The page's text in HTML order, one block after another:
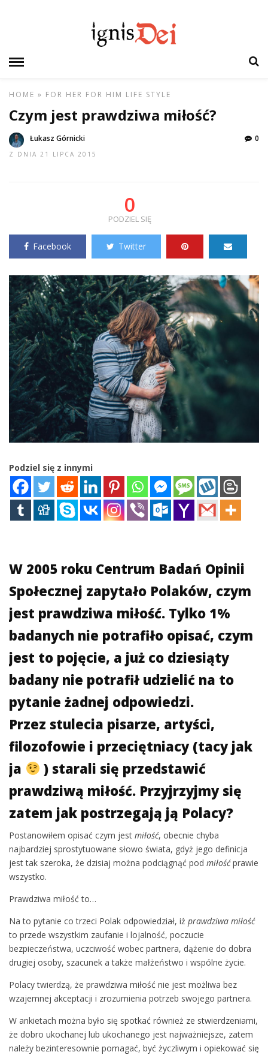
HOME » FOR HER FOR HIM LIFE STYLE
Czym jest prawdziwa miłość?
Łukasz Górnicki
Z DNIA 21 LIPCA 2015
0
0
PODZIEL SIĘ
Facebook Twitter
Podziel się z innymi
W 2005 roku Centrum Badań Opinii
Społecznej zapytało Polaków, czym
jest prawdziwa miłość. Tylko 1%
badanych nie potrafiło opisać, czym
jest to pojęcie, a już co dziesiąty
badany nie potrafił udzielić na to
pytanie żadnej odpowiedzi.
Przez stulecia pisarze, artyści,
filozofowie i przeciętniacy (tacy jak
ja
) starali się przedstawić
prawdziwą miłość. Przyjrzyjmy się
zatem jak postrzegają ją Polacy?
Postanowiłem opisać czym jest miłość, obecnie chyba
najbardziej sprostytuowane słowo świata, gdyż jego definicja
jest tak szeroka, że dzisiaj można podciągnąć pod miłośćprawie
wszystko.
Prawdziwa miłość to…
Na to pytanie co trzeci Polak odpowiedział, iż prawdziwa miłość
to przede wszystkim zaufanie i lojalność, poczucie
bezpieczeństwa, uczciwość wobec partnera, dążenie do dobra
drugiej osoby, szacunek a także małżeństwo i wspólne życie.
Polacy twierdzą, że prawdziwa miłość nie jest możliwa bez
wzajemnej akceptacji i zrozumienia potrzeb swojego partnera.
W ankietach można było się spotkać również ze stwierdzeniami,
że dobro ukochanej lub ukochanego jest najważniejsze, zatem
należy bezinteresownie pomagać, być życzliwym i opiekować się